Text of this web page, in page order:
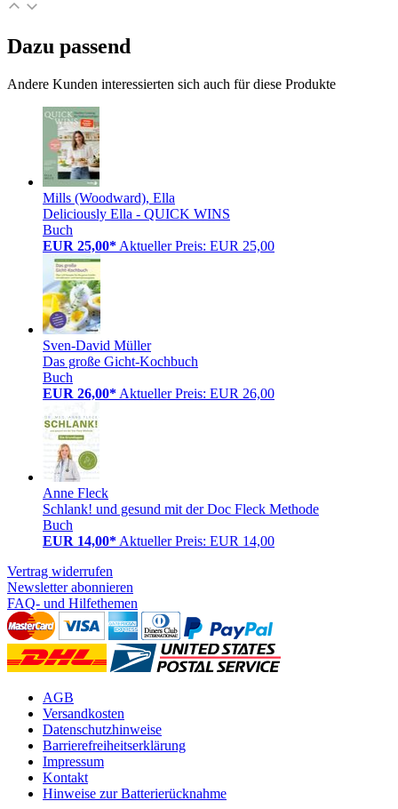
Dazu passend
Andere Kunden interessierten sich auch für diese Produkte
Mills (Woodward), Ella
Deliciously Ella - QUICK WINS
Buch
EUR 25,00* Aktueller Preis: EUR 25,00
Sven-David Müller
Das große Gicht-Kochbuch
Buch
EUR 26,00* Aktueller Preis: EUR 26,00
Anne Fleck
Schlank! und gesund mit der Doc Fleck Methode
Buch
EUR 14,00* Aktueller Preis: EUR 14,00
Vertrag widerrufen
Newsletter abonnieren
FAQ- und Hilfethemen
AGB
Versandkosten
Datenschutzhinweise
Barrierefreiheitserklärung
Impressum
Kontakt
Hinweise zur Batterierücknahme